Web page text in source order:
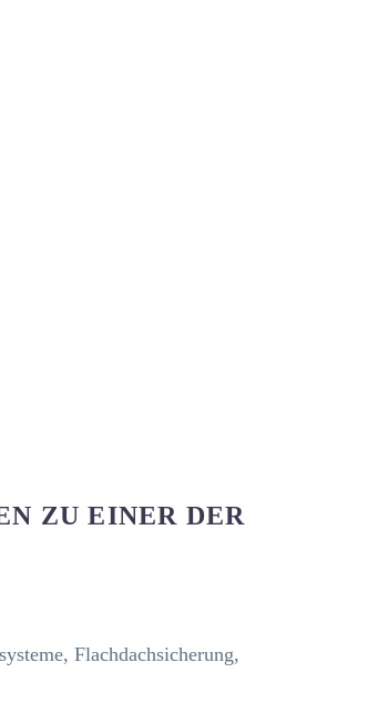
ZU EINER DER
Flachdachsicherung,